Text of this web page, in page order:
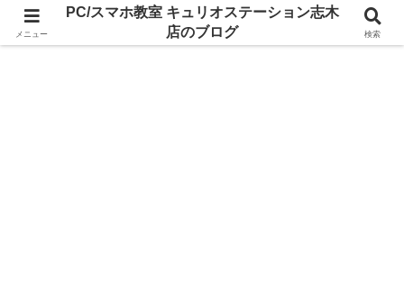
メニュー
PC/スマホ教室 キュリオステーション志木
店のブログ
検索